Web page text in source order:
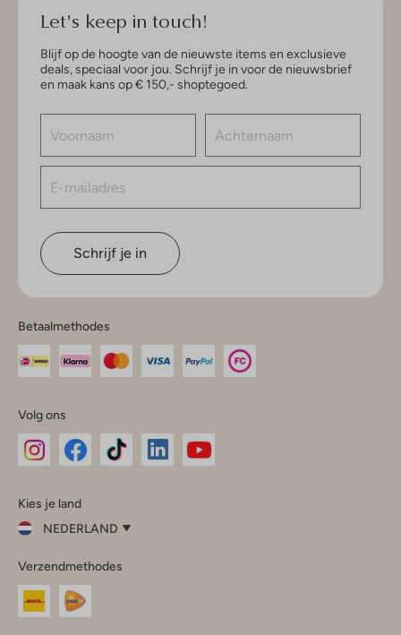
Let's keep in touch!
Blijf op de hoogte van de nieuwste items en exclusieve
deals, speciaal voor jou. Schrijf je in voor de nieuwsbrief
en maak kans op € 150,- shoptegoed.
Schrijf je in
Betaalmethodes
Volg ons
InstagramFacebook
Kies je land
NEDERLAND
je
land
Nederland
Verzendmethodes